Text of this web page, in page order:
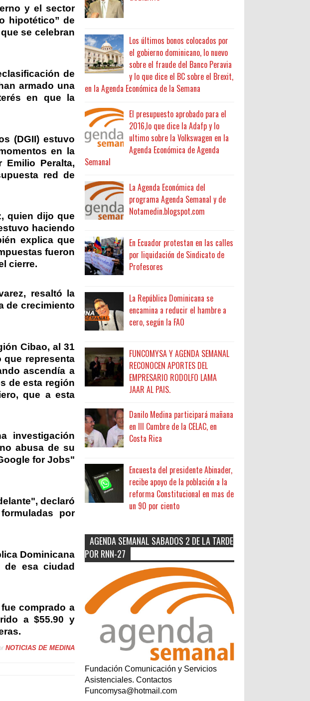
y el sector
hipotético” de
se celebran
de
armado una
en que la
(DGII) estuvo
en la
Emilio Peralta,
red de
quien dijo que
haciendo
explica que
fueron
cierre.
resaltó la
de crecimiento
Cibao, al 31
que representa
ascendía a
de esta región
que a esta
investigación
abusa de su
for Jobs"
declaró
por
Dominicana
de esa ciudad
comprado a
a $55.90 y
NOTICIAS DE MEDINA
Los últimos bonos colocados por
el gobierno dominicano, lo nuevo
sobre el fraude del Banco Peravia
y lo que dice el BC sobre el Brexit,
en la Agenda Económica de la Semana
El presupuesto aprobado para el
2016,lo que dice la Adafp y lo
ultimo sobre la Volkswagen en la
Agenda Económica de Agenda
Semanal
La Agenda Económica del
programa Agenda Semanal y de
Notamedin.blogspot.com
En Ecuador protestan en las calles
por liquidación de Sindicato de
Profesores
La República Dominicana se
encamina a reducir el hambre a
cero, según la FAO
FUNCOMYSA Y AGENDA SEMANAL
RECONOCEN APORTES DEL
EMPRESARIO RODOLFO LAMA
JAAR AL PAIS.
Danilo Medina participará mañana
en III Cumbre de la CELAC, en
Costa Rica
Encuesta del presidente Abinader,
recibe apoyo de la población a la
reforma Constitucional en mas de
un 90 por ciento
AGENDA SEMANAL SABADOS 2 DE LA TARDE
POR RNN-27
Fundación Comunicación y Servicios
Asistenciales. Contactos
Funcomysa@hotmail.com